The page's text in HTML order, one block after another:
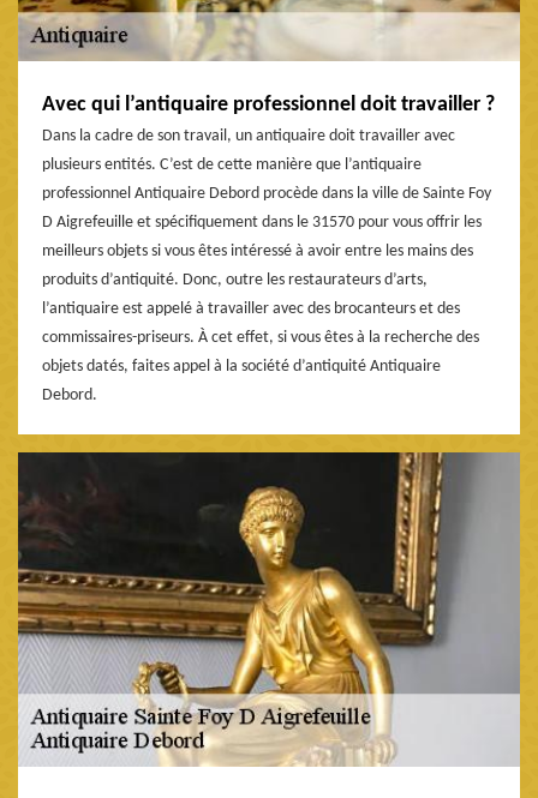
Avec qui l’antiquaire professionnel doit travailler ?
Dans la cadre de son travail, un antiquaire doit travailler avec
plusieurs entités. C’est de cette manière que l’antiquaire
professionnel Antiquaire Debord procède dans la ville de Sainte Foy
D Aigrefeuille et spécifiquement dans le 31570 pour vous offrir les
meilleurs objets si vous êtes intéressé à avoir entre les mains des
produits d’antiquité. Donc, outre les restaurateurs d’arts,
l’antiquaire est appelé à travailler avec des brocanteurs et des
commissaires-priseurs. À cet effet, si vous êtes à la recherche des
objets datés, faites appel à la société d’antiquité Antiquaire
Debord.